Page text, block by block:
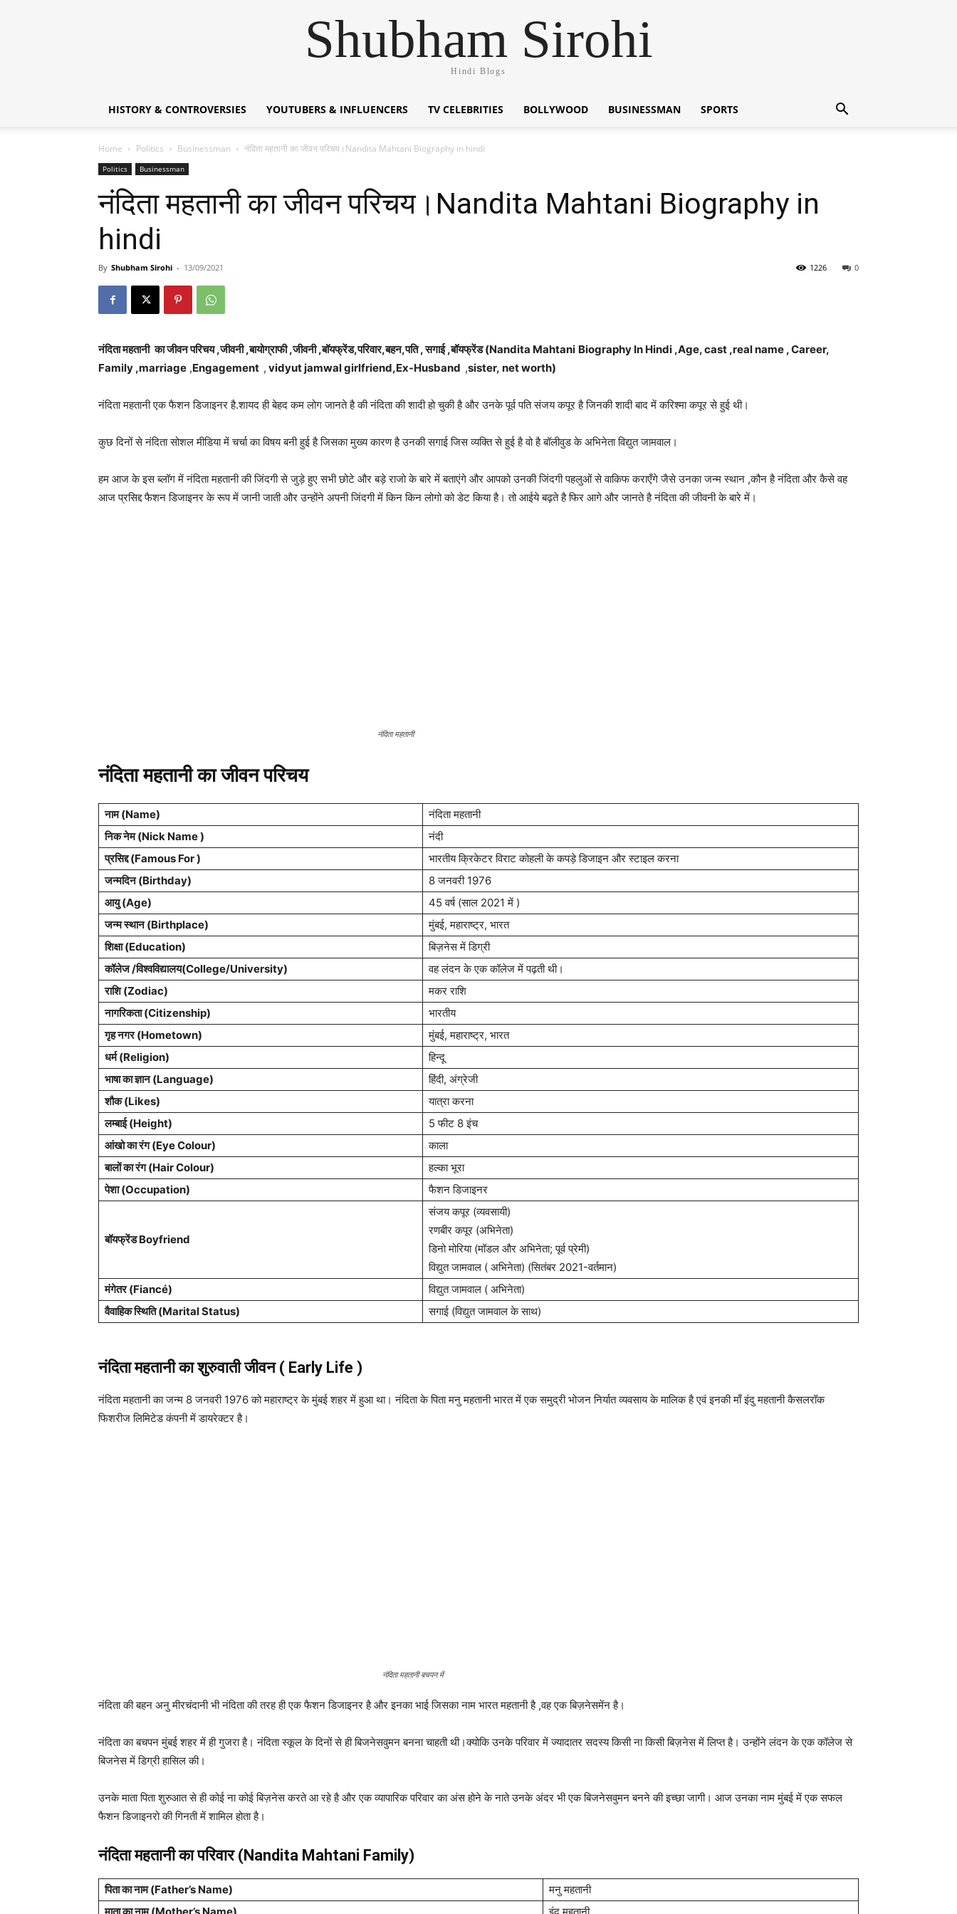
Shubham Sirohi
Hindi Blogs
HISTORY & CONTROVERSIES YOUTUBERS & INFLUENCERS TV CELEBRITIES BOLLYWOOD BUSINESSMAN SPORTS
Home Politics Businessman नंदिता महतानी का जीवन परिचय।Nandita Mahtani Biography in hindi
Politics Businessman
नंदिता महतानी का जीवन परिचय।Nandita Mahtani Biography in
hindi
By Shubham Sirohi - 13/09/2021 0
1226
नंदिता महतानी का जीवन परिचय ,जीवनी ,बायोग्राफी ,जीवनी ,बॉयफ्रेंड,परिवार,बहन,पति , सगाई ,बॉयफ्रेंड (Nandita Mahtani Biography In Hindi ,Age, cast ,real name , Career,
Family ,marriage ,Engagement , vidyut jamwal girlfriend,Ex-Husband ,sister, net worth)
नंदिता महतानी एक फैशन डिजाइनर है.शायद ही बेहद कम लोग जानते है की नंदिता की शादी हो चुकी है और उनके पूर्व पति संजय कपूर है जिनकी शादी बाद में करिश्मा कपूर से हुई थी।
कुछ दिनों से नंदिता सोशल मीडिया में चर्चा का विषय बनी हुई है जिसका मुख्य कारण है उनकी सगाई जिस व्यक्ति से हुई है वो है बॉलीवुड के अभिनेता विद्युत जामवाल।
हम आज के इस ब्लॉग में नंदिता महतानी की जिंदगी से जुड़े हुए सभी छोटे और बड़े राजो के बारे में बताएंगे और आपको उनकी जिंदगी पहलुओं से वाकिफ कराएँगे जैसे उनका जन्म स्थान ,कौन है नंदिता और कैसे वह
आज प्रसिद्द फैशन डिजाइनर के रूप में जानी जाती और उन्होंने अपनी जिंदगी में किन किन लोगो को डेट किया है। तो आईये बढ़ते है फिर आगे और जानते है नंदिता की जीवनी के बारे में।
नंदिता महतानी
नंदिता महतानी का जीवन परिचय
नाम (Name)
नंदिता महतानी
निक नेम (Nick Name )
नंदी
प्रसिद्द (Famous For )
भारतीय क्रिकेटर विराट कोहली के कपड़े डिजाइन और स्टाइल करना
जन्मदिन (Birthday)
8 जनवरी 1976
आयु (Age)
45 वर्ष (साल 2021 में )
जन्म स्थान (Birthplace)
मुंबई, महाराष्ट्र, भारत
शिक्षा (Education)
बिज़नेस में डिग्री
कॉलेज /विश्वविद्यालय(College/University)
वह लंदन के एक कॉलेज में पढ़ती थी।
राशि (Zodiac)
मकर राशि
नागरिकता (Citizenship)
भारतीय
गृह नगर (Hometown)
मुंबई, महाराष्ट्र, भारत
धर्म (Religion)
हिन्दू
भाषा का ज्ञान (Language)
हिंदी, अंग्रेजी
शौक (Likes)
यात्रा करना
लम्बाई (Height)
5 फीट 8 इंच
आंखो का रंग (Eye Colour)
काला
बालों का रंग (Hair Colour)
हल्का भूरा
पेशा (Occupation)
फैशन डिजाइनर
बॉयफ्रेंड Boyfriend
संजय कपूर (व्यवसायी)
रणबीर कपूर (अभिनेता)
डिनो मोरिया (मॉडल और अभिनेता; पूर्व प्रेमी)
विद्युत जामवाल ( अभिनेता) (सितंबर 2021-वर्तमान)
मंगेतर (Fiancé)
विद्युत जामवाल ( अभिनेता)
वैवाहिक स्थिति (Marital Status)
सगाई (विद्युत जामवाल के साथ)
नंदिता महतानी का शुरुवाती जीवन ( Early Life )
नंदिता महतानी का जन्म 8 जनवरी 1976 को महाराष्ट्र के मुंबई शहर में हुआ था। नंदिता के पिता मनु महतानी भारत में एक समुद्री भोजन निर्यात व्यवसाय के मालिक है एवं इनकी माँ इंदु महतानी कैसलरॉक
फिशरीज लिमिटेड कंपनी में डायरेक्टर है।
नंदिता महतानी बचपन में
नंदिता की बहन अनु मीरचंदानी भी नंदिता की तरह ही एक फैशन डिजाइनर है और इनका भाई जिसका नाम भारत महतानी है ,वह एक बिज़नेसमेंन है।
नंदिता का बचपन मुंबई शहर में ही गुजरा है। नंदिता स्कूल के दिनों से ही बिजनेसवुमन बनना चाहती थी।क्योकि उनके परिवार में ज्यादातर सदस्य किसी ना किसी बिज़नेस में लिप्त है। उन्होंने लंदन के एक कॉलेज से
बिजनेस में डिग्री हासिल की।
उनके माता पिता शुरुआत से ही कोई ना कोई बिज़नेस करते आ रहे है और एक व्यापारिक परिवार का अंस होने के नाते उनके अंदर भी एक बिजनेसवुमन बनने की इच्छा जागी। आज उनका नाम मुंबई में एक सफल
फैशन डिजाइनरो की गिनती में शामिल होता है।
नंदिता महतानी का परिवार (Nandita Mahtani Family)
पिता का नाम(Father’s Name)
मनु महतानी